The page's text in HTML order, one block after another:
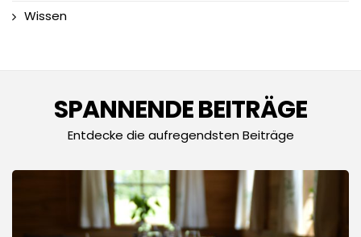
Wissen
SPANNENDE BEITRÄGE
Entdecke die aufregendsten Beiträge